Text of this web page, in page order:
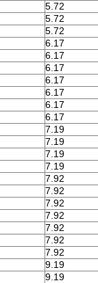
5.72
5.72
5.72
6.17
6.17
6.17
6.17
6.17
6.17
6.17
7.19
7.19
7.19
7.19
7.92
7.92
7.92
7.92
7.92
7.92
7.92
9.19
9.19